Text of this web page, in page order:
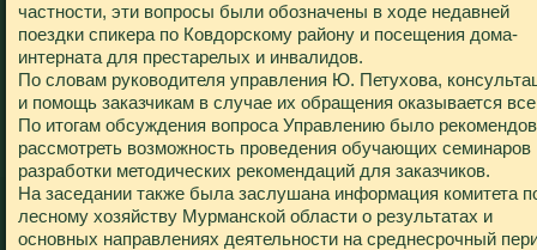
частности, эти вопросы были обозначены в ходе недавней
поездки спикера по Ковдорскому району и посещения дома-
интерната для престарелых и инвалидов.
По словам руководителя управления Ю. Петухова,
и помощь заказчикам в случае их обращения оказывается
По итогам обсуждения вопроса Управлению было
рассмотреть возможность проведения обучающих семинаров
разработки методических рекомендаций для заказчиков.
На заседании также была заслушана информация комитета
лесному хозяйству Мурманской области о результатах и
основных направлениях деятельности на среднесрочный